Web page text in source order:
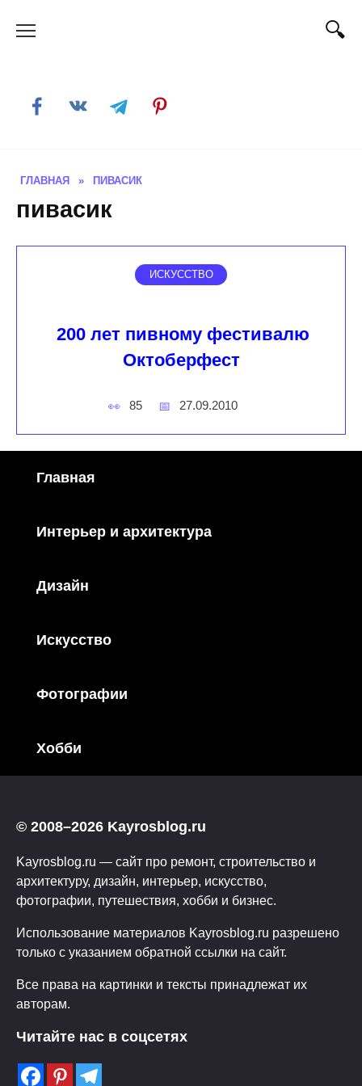
ГЛАВНАЯ » ПИВАСИК
пивасик
ИСКУССТВО
200 лет пивному фестивалю
Октоберфест
85 27.09.2010
Главная
Интерьер и архитектура
Дизайн
Искусство
Фотографии
Хобби
© 2008–2026 Kayrosblog.ru
Kayrosblog.ru — сайт про ремонт, строительство и
архитектуру, дизайн, интерьер, искусство,
фотографии, путешествия, хобби и бизнес.
Использование материалов Kayrosblog.ru разрешено
только с указанием обратной ссылки на сайт.
Все права на картинки и тексты принадлежат их
авторам.
Читайте нас в соцсетях